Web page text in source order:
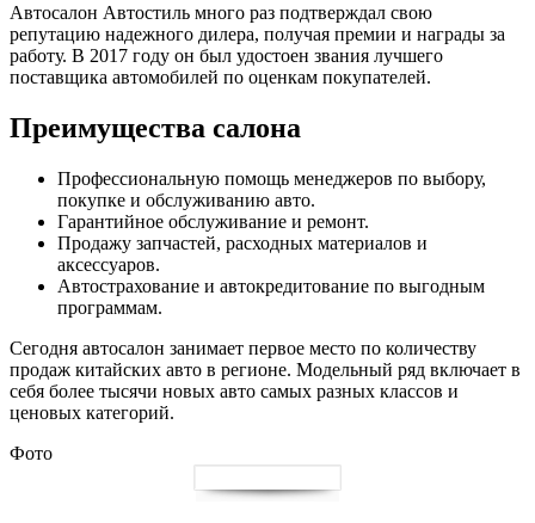
Автосалон Автостиль много раз подтверждал свою
репутацию надежного дилера, получая премии и награды за
работу. В 2017 году он был удостоен звания лучшего
поставщика автомобилей по оценкам покупателей.
Преимущества салона
Профессиональную помощь менеджеров по выбору,
покупке и обслуживанию авто.
Гарантийное обслуживание и ремонт.
Продажу запчастей, расходных материалов и
аксессуаров.
Автострахование и автокредитование по выгодным
программам.
Сегодня автосалон занимает первое место по количеству
продаж китайских авто в регионе. Модельный ряд включает в
себя более тысячи новых авто самых разных классов и
ценовых категорий.
Фото